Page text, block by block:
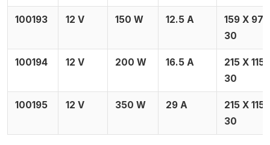
100193 12 V 150 W 12.5 A
159 X 97
30
100194 12 V 200 W 16.5 A
215 X 115
30
100195 12 V 350 W 29 A
215 X 115
30